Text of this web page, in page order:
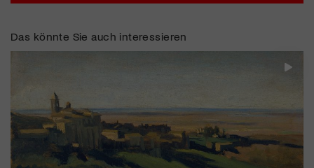
Das könnte Sie auch interessieren